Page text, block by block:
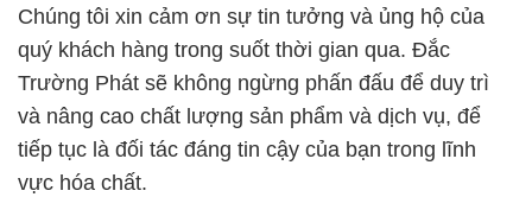
Chúng tôi xin cảm ơn sự tin tưởng và ủng hộ của
quý khách hàng trong suốt thời gian qua. Đắc
Trường Phát sẽ không ngừng phấn đấu để duy trì
và nâng cao chất lượng sản phẩm và dịch vụ, để
tiếp tục là đối tác đáng tin cậy của bạn trong lĩnh
vực hóa chất.